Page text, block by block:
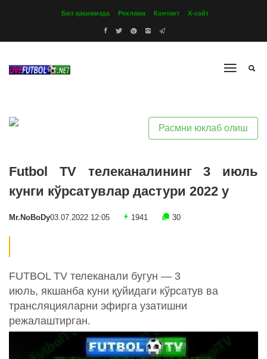
Биз ҳақимизда Реклама Контакт Х-сайт
Расмни юклаб олиш
Futbol TV телеканалининг 3 июль
кунги кўрсатувлар дастури 2022 y
Mr.NoBoDy03.07.2022 12:05 1941 30
FUTBOL TV телеканали бугун — 3
июль, якшанба куни қуйидаги кўрсатув ва
трансляцияларни эфирга узатишни
режалаштирган.